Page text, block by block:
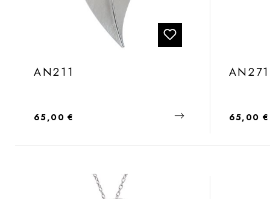
AN211
Regulärer Preis:
65,00 €
AN271
Regulärer
65,00 €